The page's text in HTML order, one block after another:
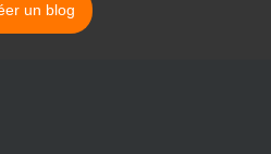
un blog